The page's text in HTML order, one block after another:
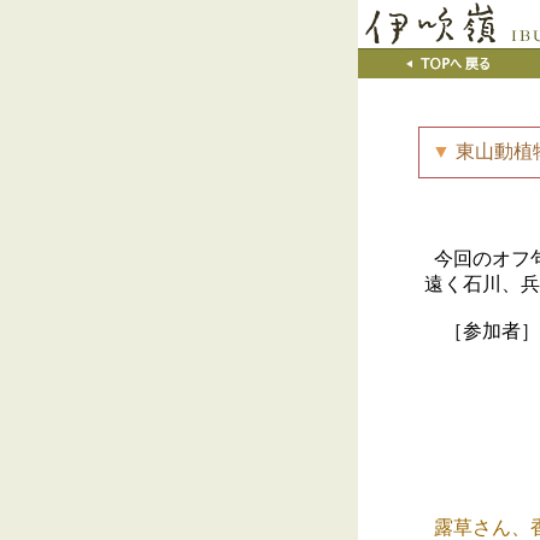
▼ 東山動植
今回のオフ
遠く石川、
［参加者］
露草さん、